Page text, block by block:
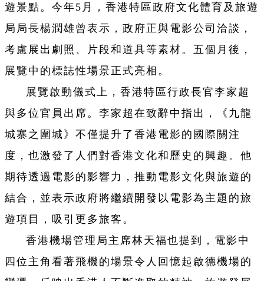
遊景點。今年5月，香港特區政府文化體育及旅遊
局局長楊潤雄曾表示，政府正與電影公司洽談，
考慮展出劇照、片段和道具等素材。五個月後，
展覽中的標誌性場景正式亮相。
展覽啟動儀式上，香港特區行政長官李家超
與多位官員出席。李家超在致辭中指出，《九龍
城寨之圍城》不僅提升了香港電影的國際關注
度，也激發了人們對香港文化和歷史的興趣。他
期待透過電影的影響力，推動電影文化與旅遊的
結合，並表示政府將繼續開發以電影為主題的旅
遊項目，吸引更多旅客。
香港機場管理局主席林天福也提到，電影中
四位主角看著飛機的場景令人回憶起啟德機場的